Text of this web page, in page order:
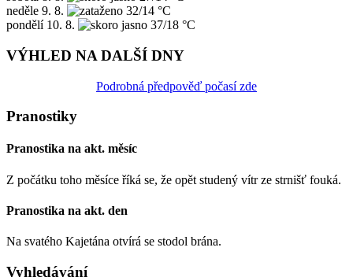
neděle 9. 8.
32/14 °C
pondělí 10. 8. 37/18 °C
VÝHLED NA DALŠÍ DNY
Podrobná předpověď počasí zde
Pranostiky
Pranostika na akt. měsíc
Z počátku toho měsíce říká se, že opět studený vítr ze strnišť fouká.
Pranostika na akt. den
Na svatého Kajetána otvírá se stodol brána.
Vyhledávání